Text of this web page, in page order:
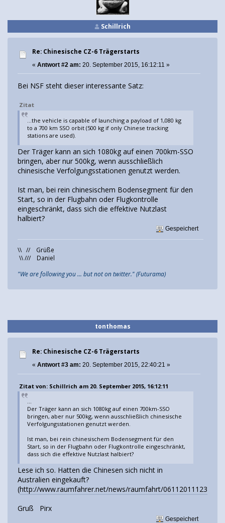
Schillrich
Re: Chinesische CZ-6 Trägerstarts
« Antwort #2 am: 20. September 2015, 16:12:11 »
Bei NSF steht dieser interessante Satz:
Zitat
...the vehicle is capable of launching a payload of 1,080 kg
to a 700 km SSO orbit (500 kg if only Chinese tracking
stations are used).
Der Träger kann an sich 1080kg auf einen 700km-SSO
bringen, aber nur 500kg, wenn ausschließlich
chinesische Verfolgungsstationen genutzt werden.
Ist man, bei rein chinesischem Bodensegment für den
Start, so in der Flugbahn oder Flugkontrolle
eingeschränkt, dass sich die effektive Nutzlast
halbiert?
Gespeichert
\\ // Grüße
\\ /// Daniel
"We are following you ... but not on twitter." (Futurama)
tonthomas
Re: Chinesische CZ-6 Trägerstarts
« Antwort #3 am: 20. September 2015, 22:40:21 »
Zitat von: Schillrich am 20. September 2015, 16:12:11
Der Träger kann an sich 1080kg auf einen 700km-SSO
bringen, aber nur 500kg, wenn ausschließlich chinesische
Verfolgungsstationen genutzt werden.
Ist man, bei rein chinesischem Bodensegment für den
Start, so in der Flugbahn oder Flugkontrolle eingeschränkt,
dass sich die effektive Nutzlast halbiert?
Lese ich so. Hatten die Chinesen sich nicht in
Australien eingekauft?
(http://www.raumfahrer.net/news/raumfahrt/
Gruß Pirx
Gespeichert